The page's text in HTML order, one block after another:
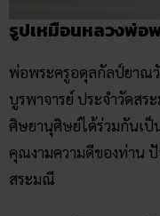
รูปเหมือนหลวงพ่อ
พ่อพระครูอดุลกัลป์ยาณวั
บูรพาจารย์ ประจำวัดส
ศิษยานุศิษย์ได้ร่วมกันเป็
คุณงามความดีของท่าน
สระมณี